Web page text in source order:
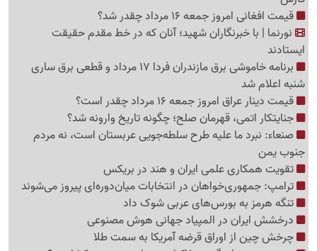
قیمت افغانی امروز جمعه 16 مرداد چقدر شد؟
نورنما | با خبرنگاران شهید؛ آنان که در خط مقدم حقیقت
ایستادند
برنامه خاموشی برق مازندران فردا 17 مرداد و قطعی برق ساری
شنبه اعلام شد
قیمت دینار عراق امروز جمعه 16 مرداد چقدر است؟
جنایتکار اتمی، قهرمان صلح؛ چگونه تاریخ وارونه شد؟
صنعاء: نبرد ما علیه طرح سلطه‌جویی عربستان است، نه مردم
جنوب یمن
تقویت همکاری علمی ایران و هند در بریکس
ترامپ: جمهوری‌خواهان در انتخابات میان‌دوره‌ای پیروز می‌شوند
تنگه هرمز به بورس‌های عربی شوک داد
درخشش ایران در المپیاد جهانی هوش مصنوعی
چرخش چین از اوراق قرضه آمریکا به سمت طلا